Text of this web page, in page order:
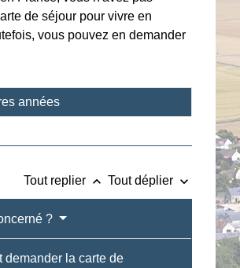
de séjour pour vivre en
vous pouvez en demander
années
Tout replier keyboard_arrow_up Tout déplier keyboard_arrow_down
?
demander la carte de